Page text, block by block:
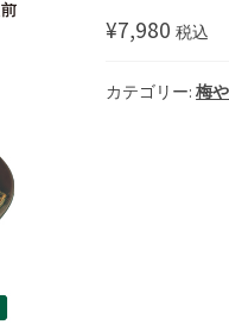
¥7,980 税込
カテゴリー:梅